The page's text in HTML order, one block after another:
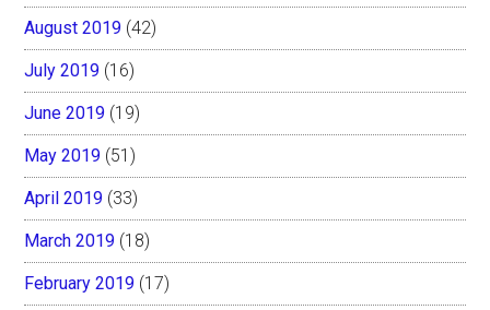
August 2019 (42)
July 2019 (16)
June 2019 (19)
May 2019 (51)
April 2019 (33)
March 2019 (18)
February 2019 (17)